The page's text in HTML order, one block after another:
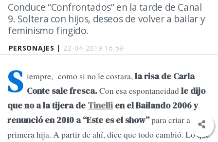
PERSONAJES | 22-04-2019 16:59
Conduce “Confrontados” en la tarde de Canal
9. Soltera con hijos, deseos de volver a bailar y
feminismo fingido.
S iempre, como si no le costara,la risa de Carla
Conte sale fresca.Con esa espontaneidadle dijo
que no a la tijera de Tinelli en el Bailando 2006 y
renunció en 2010 a “Este es el show”para criar a su
primera hija. A partir de ahí, dice que todo cambió. Lo que